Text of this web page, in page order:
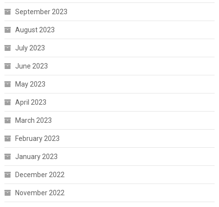
September 2023
August 2023
July 2023
June 2023
May 2023
April 2023
March 2023
February 2023
January 2023
December 2022
November 2022